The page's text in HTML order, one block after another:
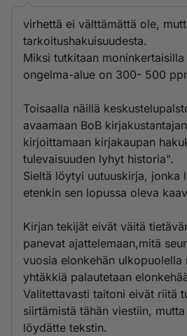
virhettä ei välttämättä ole,
tarkoitushakuisuudesta.
Miksi tutkitaan
ongelma-alue on 300- 500
Toisaalla näillä
avaamaan BoB
kirjoittamaan kirjakaupan
tulevaisuuden lyhyt historia".
Sieltä löytyi uutuuskirja, jonka
etenkin sen lopussa oleva
Kirjan tekijät eivät väitä
panevat ajattelemaan,mitä
vuosia elonkehän ulkopuolella
yhtäkkiä palautetaan
Valitettavasti taitoni eivät riitä
siirtämistä tähän viestiin,
löydätte tekstin.